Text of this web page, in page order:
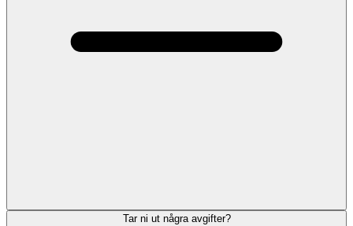
Tar ni ut några avgifter?